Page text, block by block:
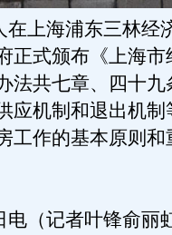
上海浦东三林经
正式颁布《上海市
法共七章、四十九
应机制和退出机制
工作的基本原则和
（记者叶锋俞丽